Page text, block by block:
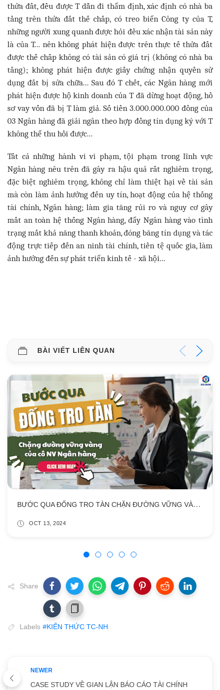
thửa đất, đều được T dẫn đi thẩm định, xác định có nhà ba
tầng trên thửa đất thế chấp, có treo biển Công ty của T,
những người xung quanh được hỏi đều xác nhận tài sản này
là của T... nên không phát hiện được trên thực tế thửa đất
được thế chấp không có tài sản có giá trị (không có nhà ba
tầng); không phát hiện được giấy chứng nhận quyền sử
dụng đất bị sửa chữa... Sau đó T chết, các Ngân hàng mới
phát hiện được hộ kinh doanh của T đã dừng hoạt động, hồ
sơ vay vốn đã bị T làm giả. Số tiền 3.000.000.000 đồng của
03 Ngân hàng đã giải ngân theo hợp đồng tín dụng ký với T
không thể thu hồi được...
Tất cả những hành vi vi phạm, tội phạm trong lĩnh vực
Ngân hàng nêu trên đã gây ra hậu quả rất nghiêm trọng,
đặc biệt nghiêm trọng, không chỉ làm thiệt hại về tài sản
mà còn làm ảnh hưởng đến uy tín, hoạt động của hệ thống
tài chính, Ngân hàng; làm gia tăng rủi ro và nguy cơ gây
mất an toàn hệ thống Ngân hàng, đẩy Ngân hàng vào tình
trạng mất khả năng thanh khoản, đóng băng tín dụng và tác
động trực tiếp đến an ninh tài chính, tiền tệ quốc gia, làm
ảnh hưởng đến sự phát triển kinh tế - xã hội...
BÀI VIẾT LIÊN QUAN
BƯỚC QUA ĐỐNG TRO TÀN CHẶN ĐƯỜNG VỮNG VÀNG CỦA CÔ NHÂN VIÊN NGÂN HÀNG
OCT 13, 2024
Share
Labels #KIẾN THỨC TC-NH
NEWER
CASE STUDY VỀ GIAN LẬN BÁO CÁO TÀI CHÍNH